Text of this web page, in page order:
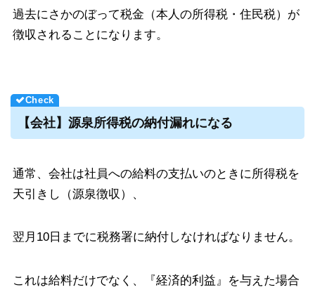
過去にさかのぼって税金（本人の所得税・住民税）が
徴収されることになります。
【会社】源泉所得税の納付漏れになる
通常、会社は社員への給料の支払いのときに所得税を
天引きし（源泉徴収）、
翌月10日までに税務署に納付しなければなりません。
これは給料だけでなく、『経済的利益』を与えた場合